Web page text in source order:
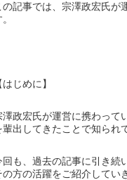
の記事では、宗澤政宏氏が
はじめに】
澤政宏氏が運営に携わって
輩出してきたことで知られ
回も、過去の記事に引き続
の方の活躍をご紹介してい